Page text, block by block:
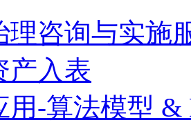
理咨询与实施
产入表
用-算法模型 &